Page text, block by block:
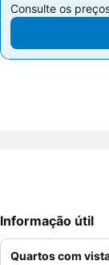
Consulte os
Consulte os
Informação útil
Quartos com